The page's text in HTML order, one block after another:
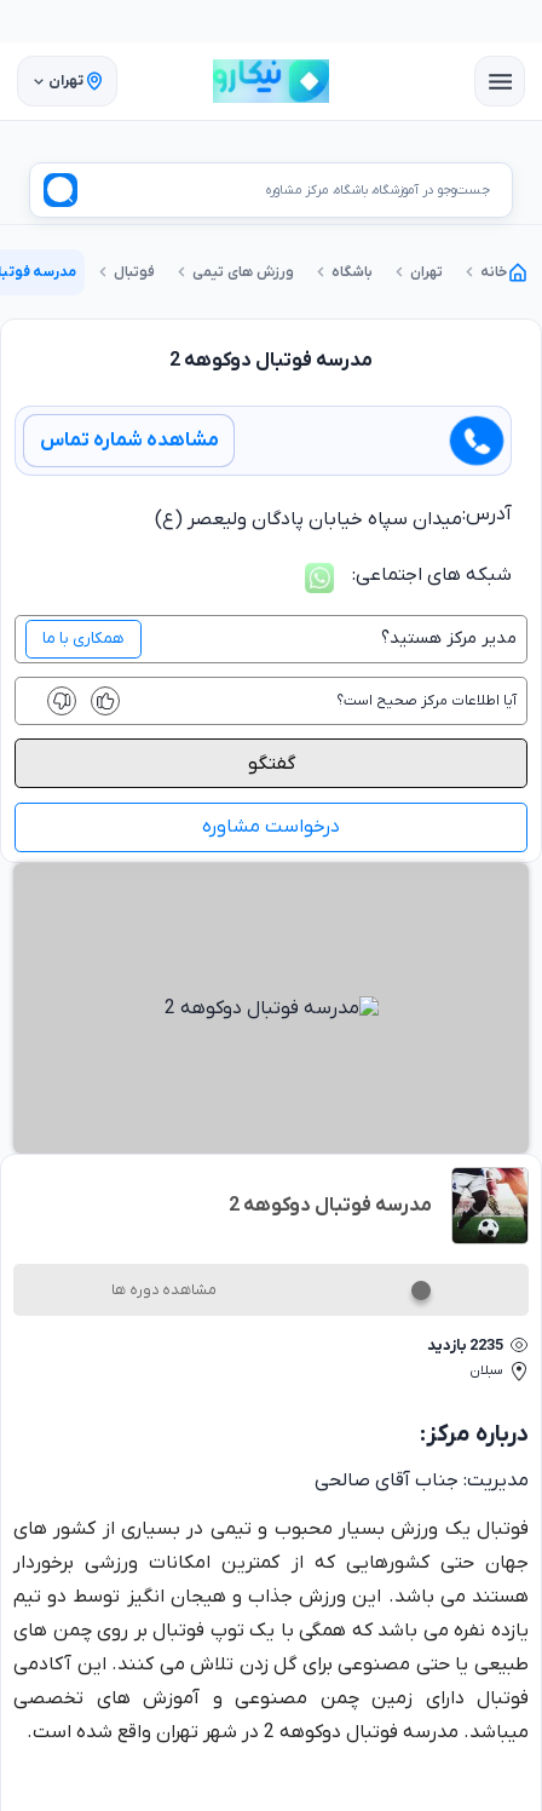
تهران
جست‌وجو در آموزشگاه، باشگاه، مرکز مشاوره
خانه تهران باشگاه ورزش های تیمی فوتبال مدرسه
مدرسه فوتبال دوکوهه 2
مشاهده دوره ها
2235 بازدید
سبلان
درباره مرکز:
مدیریت: جناب آقای صالحی
فوتبال یک ورزش بسیار محبوب و تیمی در بسیاری از کشور های
جهان حتی کشورهایی که از کمترین امکانات ورزشی برخوردار
هستند می باشد. این ورزش جذاب و هیجان انگیز توسط دو تیم
یازده نفره می باشد که همگی با یک توپ فوتبال بر روی چمن های
طبیعی یا حتی مصنوعی برای گل زدن تلاش می کنند. این آکادمی
فوتبال دارای زمین چمن مصنوعی و آموزش های تخصصی
میباشد. مدرسه فوتبال دوکوهه 2 در شهر تهران واقع شده است.
مدرسه فوتبال دوکوهه 2
مشاهده شماره تماس
آدرس:میدان سپاه خیابان پادگان ولیعصر (ع)
شبکه های اجتماعی:
مدیر مرکز هستید؟ همکاری با ما
آیا اطلاعات مرکز صحیح است؟
گفتگو
درخواست مشاوره